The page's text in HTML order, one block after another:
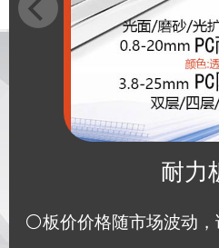
耐力
⚪板价价格随市场波动